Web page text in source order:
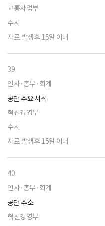
교통사업부
수시
자료 발생후 15일 이내
39
인사·총무·회계
공단 주요 서식
혁신경영부
수시
자료 발생후 15일 이내
40
인사·총무·회계
공단 주소
혁신경영부